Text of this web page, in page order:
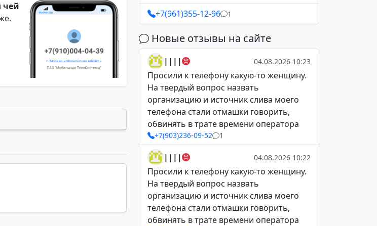
чей
+7(961)355-12-96 1
Новые отзывы на сайте
|||| 04.08.2026 10:23
Просили к телефону какую-то женщину.
На твердый вопрос назвать
организацию и источник слива моего
телефона стали отмашки говорить,
обвинять в трате времени оператора
+7(903)236-09-52 1
|||| 04.08.2026 10:22
Просили к телефону какую-то женщину.
На твердый вопрос назвать
организацию и источник слива моего
телефона стали отмашки говорить,
обвинять в трате времени оператора